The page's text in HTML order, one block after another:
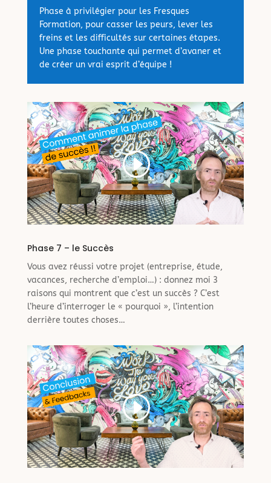
Phase à privilégier pour les Fresques
Formation, pour casser les peurs, lever les
freins et les difficultés sur certaines étapes.
Une phase touchante qui permet d’avaner et
de créer un vrai esprit d’équipe !
Phase 7 – le Succès
Vous avez réussi votre projet (entreprise, étude,
vacances, recherche d’emploi…) : donnez moi 3
raisons qui montrent que c’est un succès ? C’est
l’heure d’interroger le « pourquoi », l’intention
derrière toutes choses…